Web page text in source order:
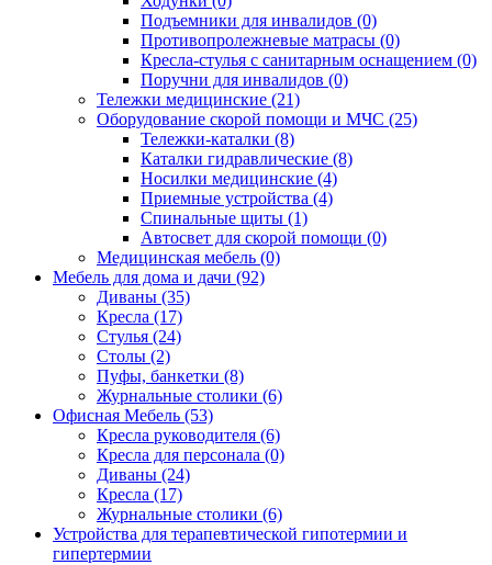
Подъемники для инвалидов (0)
Противопролежневые матрасы (0)
Кресла-стулья с санитарным оснащением (0)
Поручни для инвалидов (0)
Тележки медицинские (21)
Оборудование скорой помощи и МЧС (25)
Тележки-каталки (8)
Каталки гидравлические (8)
Носилки медицинские (4)
Приемные устройства (4)
Спинальные щиты (1)
Автосвет для скорой помощи (0)
Медицинская мебель (0)
Мебель для дома и дачи (92)
Диваны (35)
Кресла (17)
Стулья (24)
Столы (2)
Пуфы, банкетки (8)
Журнальные столики (6)
Офисная Мебель (53)
Кресла руководителя (6)
Кресла для персонала (0)
Диваны (24)
Кресла (17)
Журнальные столики (6)
Устройства для терапевтической гипотермии и
гипертермии